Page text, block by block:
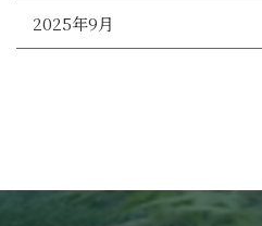
2025年9月